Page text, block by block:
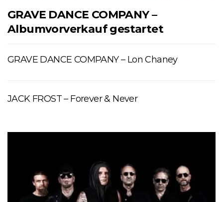
GRAVE DANCE COMPANY –
Albumvorverkauf gestartet
GRAVE DANCE COMPANY – Lon Chaney
JACK FROST – Forever & Never